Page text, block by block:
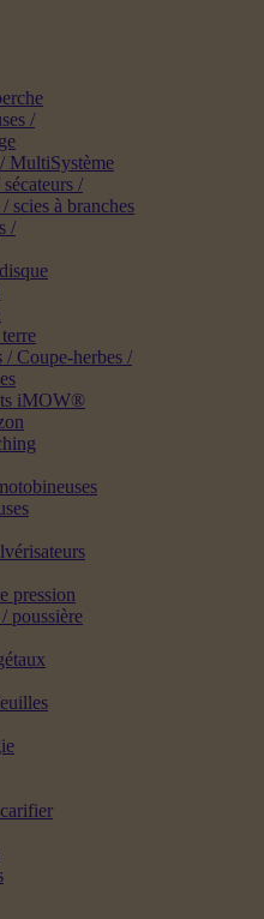
/
MultiSystème
/
scies à branches
/
/ Coupe-herbes /
iMOW®
pression
poussière